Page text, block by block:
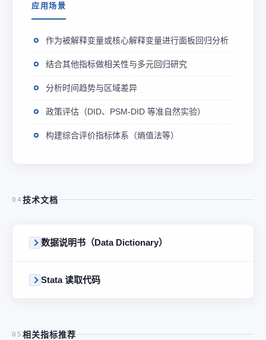
应用场景
作为被解释变量或核心解释变量进行面板回归分析
结合其他指标做相关性与多元回归研究
分析时间趋势与区域差异
政策评估（DID、PSM-DID 等准自然实验）
构建综合评价指标体系（熵值法等）
04 技术文档
数据说明书（Data Dictionary）
Stata 读取代码
05 相关指标推荐